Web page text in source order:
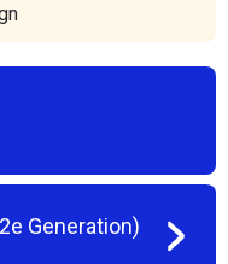
Generation)